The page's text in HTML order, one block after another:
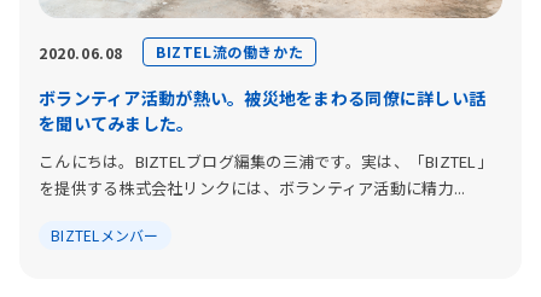
2020.06.08 BIZTEL流の働きかた
ボランティア活動が熱い。被災地をまわる同僚に詳しい話
を聞いてみました。
こんにちは。BIZTELブログ編集の三浦です。実は、「BIZTEL」
を提供する株式会社リンクには、ボランティア活動に精力...
BIZTELメンバー